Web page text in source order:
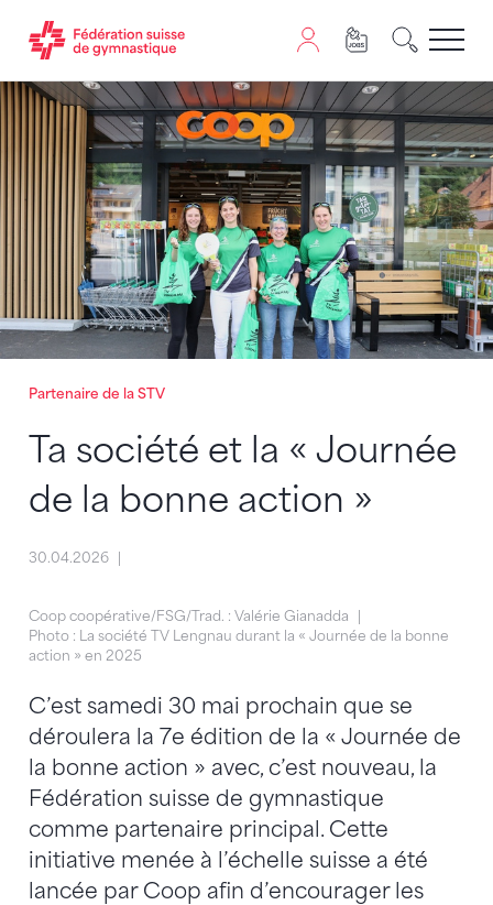
Passer au contenu
Naviguer vers le plan du siten
JavaScript est nécessaire pour naviguer sur ce site.
Partenaire de la STV
Ta société et la « Journée
de la bonne action »
30.04.2026
Coop coopérative/FSG/Trad. : Valérie Gianadda
Photo : La société TV Lengnau durant la « Journée de la bonne
action » en 2025
C’est samedi 30 mai prochain que se
déroulera la 7e édition de la « Journée de
la bonne action » avec, c’est nouveau, la
Fédération suisse de gymnastique
comme partenaire principal. Cette
initiative menée à l’échelle suisse a été
lancée par Coop afin d’encourager les